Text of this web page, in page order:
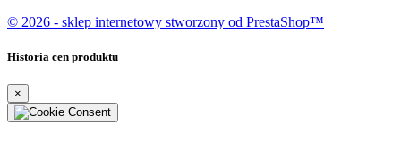
© 2026 - sklep internetowy stworzony od PrestaShop™
Historia cen produktu
×